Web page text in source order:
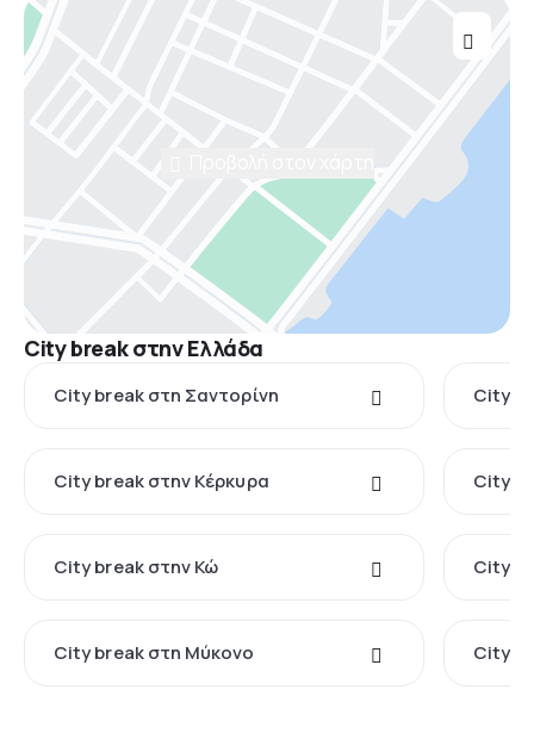
City break στην Ελλάδα
City break στη Σαντορίνη City
City break στην Κέρκυρα City
City break στην Κώ City
City break στη Μύκονο City